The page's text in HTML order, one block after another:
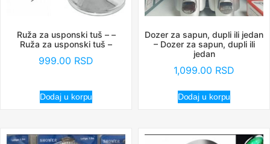
Ruža za usponski tuš – –
Ruža za usponski tuš –
999.00 RSD
Dodaj u korpu
Dozer za sapun, dupli ili jedan
– Dozer za sapun, dupli ili
jedan
1,099.00 RSD
Dodaj u korpu